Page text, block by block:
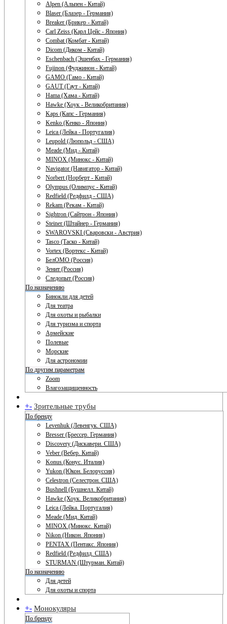
Alpen (Альпен - Китай)
Blaser (Блазер - Германия)
Breaker (Брикер - Китай)
Carl Zeiss (Карл Цейс - Япония)
Combat (Комбат - Китай)
Dicom (Диком - Китай)
Eschenbach (Эшенбах - Германия)
Fujinon (Фуджинон - Китай)
GAMO (Гамо - Китай)
GAUT (Гаут - Китай)
Hama (Хама - Китай)
Hawke (Хоук - Великобритания)
Kaps (Капс - Германия)
Kenko (Кенко - Япония)
Leica (Лейка - Португалия)
Leupold (Люпольд - США)
Meade (Мид - Китай)
MINOX (Минокс - Китай)
Navigator (Навигатор - Китай)
Norbert (Норберт - Китай)
Olympus (Олимпус - Китай)
Redfield (Редфилд - США)
Rekam (Рекам - Китай)
Sightron (Сайтрон - Япония)
Steiner (Штайнер - Германия)
SWAROVSKI (Сваровски - Австрия)
Tasco (Таско - Китай)
Vortex (Вортекс - Китай)
БелОМО (Россия)
Зенит (Россия)
Следопыт (Россия)
По назначению
Бинокли для детей
Для театра
Для охоты и рыбалки
Для туризма и спорта
Армейские
Полевые
Морские
Для астрономии
По другим параметрам
Zoom
Влагозащищенность
+- Зрительные трубы
По бренду
Levenhuk (Левенгук. США)
Bresser (Брессер. Германия)
Discovery (Дискавери. США)
Veber (Вебер. Китай)
Konus (Конус. Италия)
Yukon (Юкон. Белоруссия)
Celestron (Селестрон. США)
Bushnell (Бушнелл. Китай)
Hawke (Хоук. Великобритания)
Leica (Лейка. Португалия)
Meade (Мид. Китай)
MINOX (Минокс. Китай)
Nikon (Никон. Япония)
PENTAX (Пентакс. Япония)
Redfield (Редфилд. США)
STURMAN (Штурман. Китай)
По назначению
Для детей
Для охоты и спорта
+- Монокуляры
По бренду